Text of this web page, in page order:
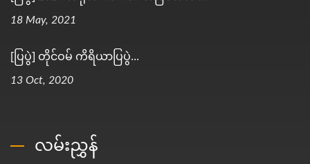
18 May, 2021
[ပြပွဲ] တိုင်ဝမ် ကိရိယာပြပွဲ...
13 Oct, 2020
လမ်းညွှန်